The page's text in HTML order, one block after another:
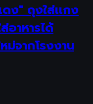
ง" ถุงใส่เเกง
อาหารได้
จากโรงงาน